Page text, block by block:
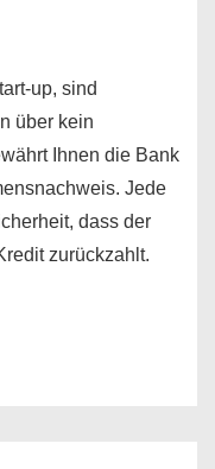
up, sind
über kein
Ihnen die Bank
Jede
dass der
zurückzahlt.